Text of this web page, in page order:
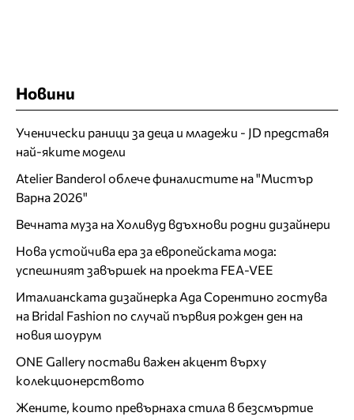
Новини
Ученически раници за деца и младежи - JD представя
най-яките модели
Atelier Banderol облече финалистите на "Мистър
Варна 2026"
Вечната муза на Холивуд вдъхнови родни дизайнери
Нова устойчива ера за европейската мода:
успешният завършек на проекта FEA-VEE
Италианската дизайнерка Ада Сорентино гостува
на Bridal Fashion по случай първия рожден ден на
новия шоурум
ONE Gallery постави важен акцент върху
колекционерството
Жените, които превърнаха стила в безсмъртие